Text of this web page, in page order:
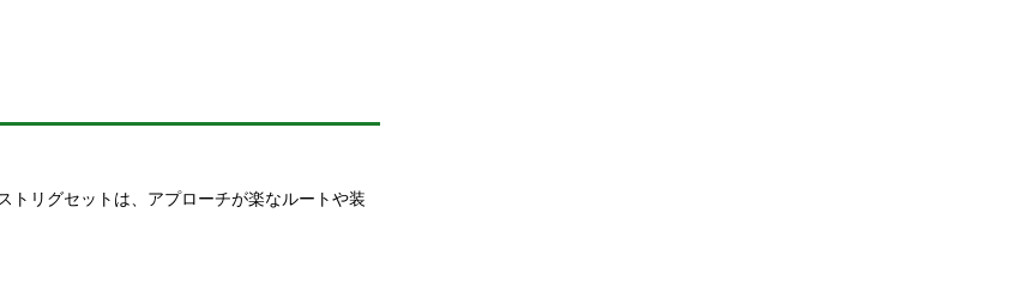
トリグセットは、アプローチが楽なルートや装